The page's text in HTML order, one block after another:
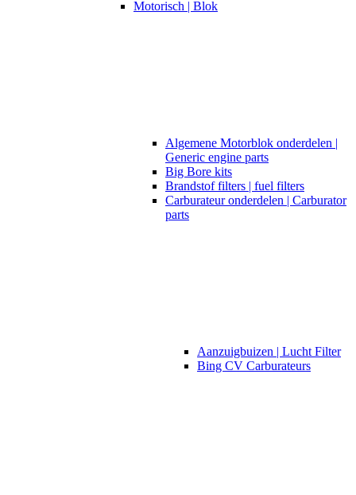
Motorisch | Blok
Algemene Motorblok onderdelen |
Generic engine parts
Big Bore kits
Brandstof filters | fuel filters
Carburateur onderdelen | Carburator
parts
Aanzuigbuizen | Lucht Filter
Bing CV Carburateurs